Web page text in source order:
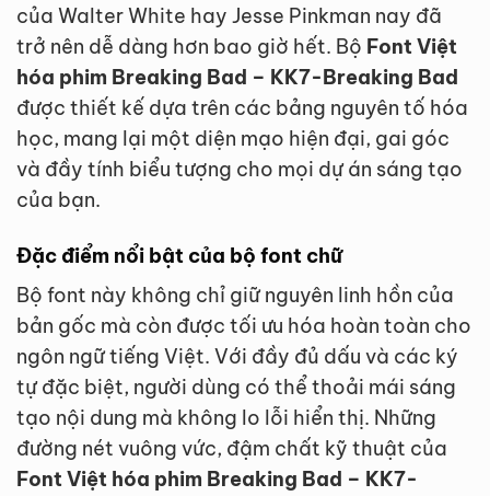
của Walter White hay Jesse Pinkman nay đã
trở nên dễ dàng hơn bao giờ hết. Bộ Font Việt
hóa phim Breaking Bad – KK7-Breaking Bad
được thiết kế dựa trên các bảng nguyên tố hóa
học, mang lại một diện mạo hiện đại, gai góc
và đầy tính biểu tượng cho mọi dự án sáng tạo
của bạn.
Đặc điểm nổi bật của bộ font chữ
Bộ font này không chỉ giữ nguyên linh hồn của
bản gốc mà còn được tối ưu hóa hoàn toàn cho
ngôn ngữ tiếng Việt. Với đầy đủ dấu và các ký
tự đặc biệt, người dùng có thể thoải mái sáng
tạo nội dung mà không lo lỗi hiển thị. Những
đường nét vuông vức, đậm chất kỹ thuật của
Font Việt hóa phim Breaking Bad – KK7-